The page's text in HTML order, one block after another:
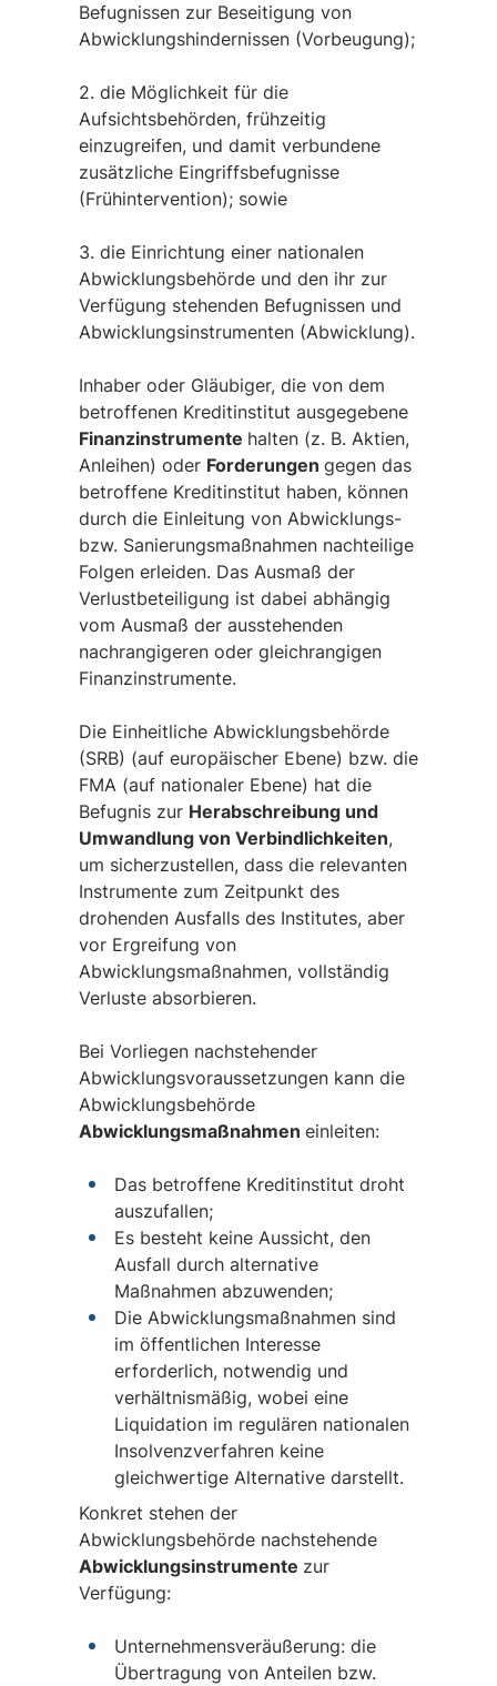
Befugnissen zur Beseitigung von
Abwicklungshindernissen (Vorbeugung);
2. die Möglichkeit für die
Aufsichtsbehörden, frühzeitig
einzugreifen, und damit verbundene
zusätzliche Eingriffsbefugnisse
(Frühintervention); sowie
3. die Einrichtung einer nationalen
Abwicklungsbehörde und den ihr zur
Verfügung stehenden Befugnissen und
Abwicklungsinstrumenten (Abwicklung).
Inhaber oder Gläubiger, die von dem
betroffenen Kreditinstitut ausgegebene
Finanzinstrumente halten (z. B. Aktien,
Anleihen) oder Forderungen gegen das
betroffene Kreditinstitut haben, können
durch die Einleitung von Abwicklungs-
bzw. Sanierungsmaßnahmen nachteilige
Folgen erleiden. Das Ausmaß der
Verlustbeteiligung ist dabei abhängig
vom Ausmaß der ausstehenden
nachrangigeren oder gleichrangigen
Finanzinstrumente.
Die Einheitliche Abwicklungsbehörde
(SRB) (auf europäischer Ebene) bzw. die
FMA (auf nationaler Ebene) hat die
Befugnis zur Herabschreibung und
Umwandlung von Verbindlichkeiten,
um sicherzustellen, dass die relevanten
Instrumente zum Zeitpunkt des
drohenden Ausfalls des Institutes, aber
vor Ergreifung von
Abwicklungsmaßnahmen, vollständig
Verluste absorbieren.
Bei Vorliegen nachstehender
Abwicklungsvoraussetzungen kann die
Abwicklungsbehörde
Abwicklungsmaßnahmen einleiten:
Das betroffene Kreditinstitut droht
auszufallen;
Es besteht keine Aussicht, den
Ausfall durch alternative
Maßnahmen abzuwenden;
Die Abwicklungsmaßnahmen sind
im öffentlichen Interesse
erforderlich, notwendig und
verhältnismäßig, wobei eine
Liquidation im regulären nationalen
Insolvenzverfahren keine
gleichwertige Alternative darstellt.
Konkret stehen der
Abwicklungsbehörde nachstehende
Abwicklungsinstrumente zur
Verfügung:
Unternehmensveräußerung: die
Übertragung von Anteilen bzw.